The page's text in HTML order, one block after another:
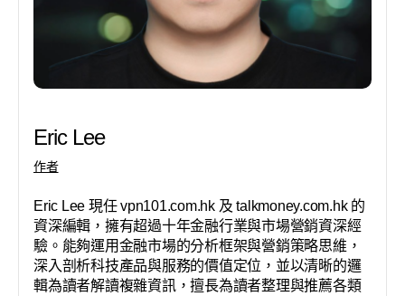
Eric Lee
作者
Eric Lee 現任 vpn101.com.hk 及 talkmoney.com.hk 的
資深編輯，擁有超過十年金融行業與市場營銷資深經
驗。能夠運用金融市場的分析框架與營銷策略思維，
深入剖析科技產品與服務的價值定位，並以清晰的邏
輯為讀者解讀複雜資訊，擅長為讀者整理與推薦各類